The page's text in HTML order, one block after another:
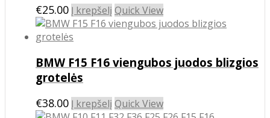
may
be
chosen
the
product
€25.00 Į krepšelį Quick View
BMW F15 F16 viengubos juodos blizgios
grotelės
€38.00 Į krepšelį Quick View